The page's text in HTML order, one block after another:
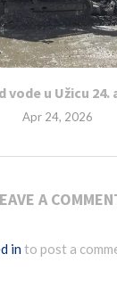
vode u Užicu 24.
Apr 24, 2026
A
into post a